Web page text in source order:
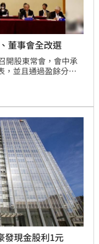
董事會全改選
開股東常會，會中承
，並且通過盈餘分派
今亦完成第十屆董事
發現金股利1元